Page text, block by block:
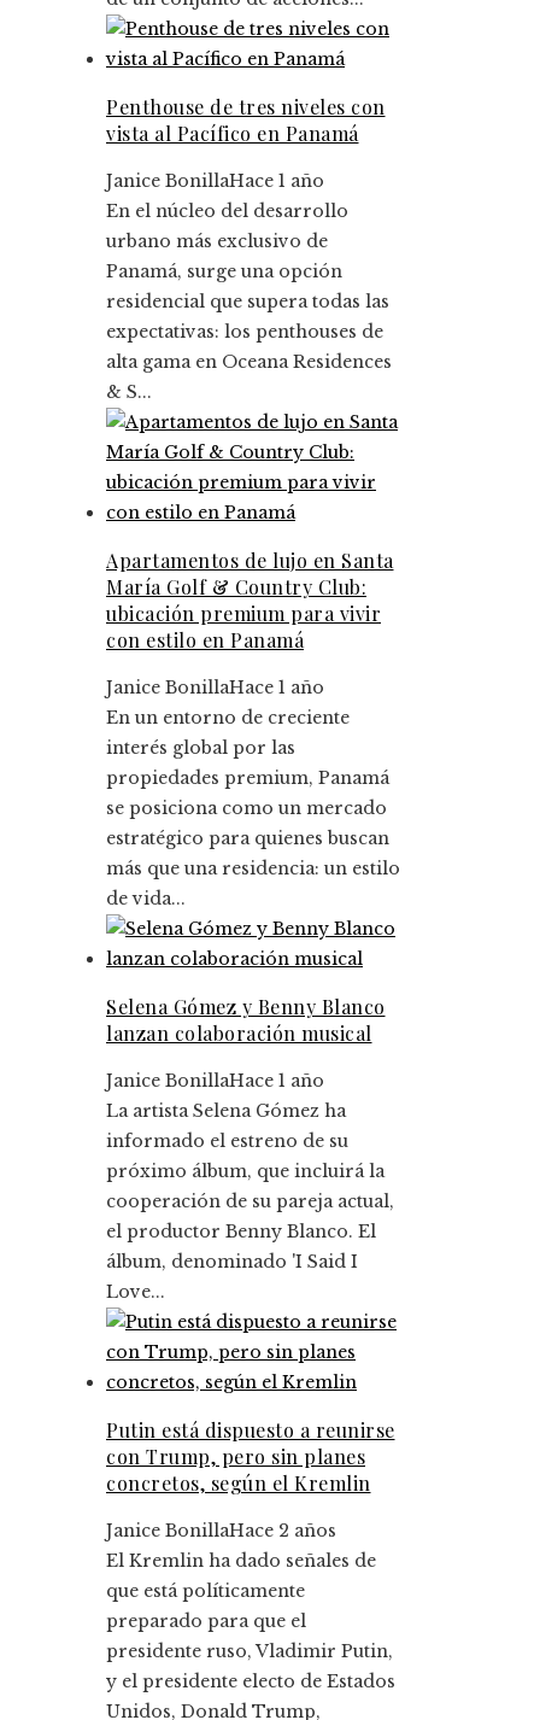
Penthouse de tres niveles con
vista al Pacífico en Panamá
Janice BonillaHace 1 año
En el núcleo del desarrollo
urbano más exclusivo de
Panamá, surge una opción
residencial que supera todas las
expectativas: los penthouses de
alta gama en Oceana Residences
& S...
Apartamentos de lujo en Santa
María Golf & Country Club:
ubicación premium para vivir
con estilo en Panamá
Janice BonillaHace 1 año
En un entorno de creciente
interés global por las
propiedades premium, Panamá
se posiciona como un mercado
estratégico para quienes buscan
más que una residencia: un estilo
de vida...
Selena Gómez y Benny Blanco
lanzan colaboración musical
Janice BonillaHace 1 año
La artista Selena Gómez ha
informado el estreno de su
próximo álbum, que incluirá la
cooperación de su pareja actual,
el productor Benny Blanco. El
álbum, denominado 'I Said I
Love...
Putin está dispuesto a reunirse
con Trump, pero sin planes
concretos, según el Kremlin
Janice BonillaHace 2 años
El Kremlin ha dado señales de
que está políticamente
preparado para que el
presidente ruso, Vladimir Putin,
y el presidente electo de Estados
Unidos, Donald Trump,